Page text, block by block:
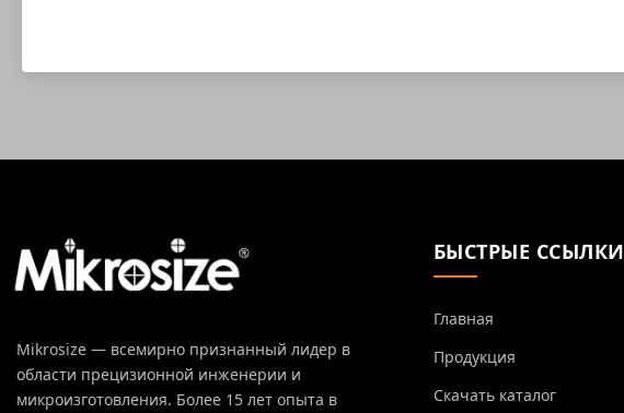
Mikrosize — всемирно признанный лидер в
области прецизионной инженерии и
микроизготовления. Более 15 лет опыта в
БЫСТРЫЕ ССЫЛКИ
Главная
Продукция
Скачать каталог